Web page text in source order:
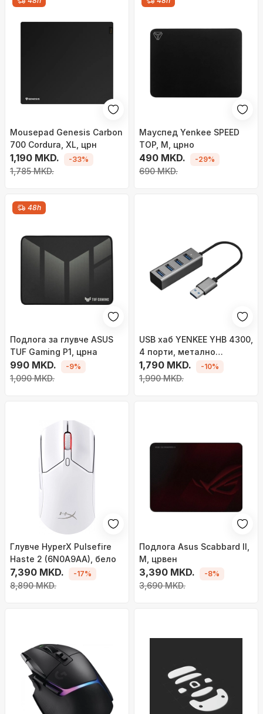
Mousepad Genesis Carbon
700 Cordura, XL, црн
1,190 MKD.
1,785 MKD.
-33%
Мауспед Yenkee SPEED
TOP, М, црно
490 MKD.
690 MKD.
-29%
48h
Подлога за глувче ASUS
TUF Gaming P1, црна
990 MKD.
1,090 MKD.
-9%
USB хаб YENKEE YHB 4300,
4 порти, метално
куќиште, сива
1,790 MKD.
1,990 MKD.
-10%
Глувче HyperX Pulsefire
Haste 2 (6N0A9AA), бело
7,390 MKD.
8,890 MKD.
-17%
Подлога Asus Scabbard II,
M, црвен
3,390 MKD.
3,690 MKD.
-8%